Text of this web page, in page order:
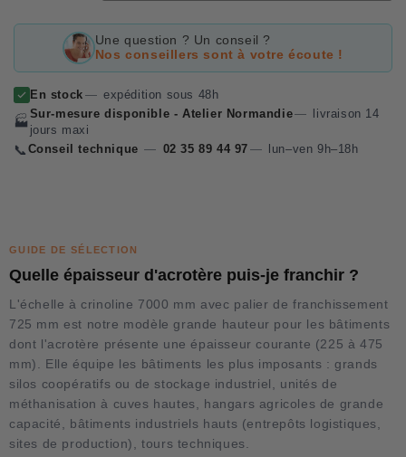
Une question ? Un conseil ?
Nos conseillers sont à votre écoute !
En stock — expédition sous 48h
🏭
Sur-mesure disponible - Atelier Normandie—
livraison 14
jours maxi
📞 Conseil technique — 02 35 89 44 97 — lun–ven 9h–18h
GUIDE DE SÉLECTION
Quelle épaisseur d'acrotère puis-je franchir ?
L'échelle à crinoline 7000 mm avec palier de franchissement
725 mm est notre modèle grande hauteur pour les bâtiments
dont l'acrotère présente une épaisseur courante (225 à 475
mm). Elle équipe les bâtiments les plus imposants : grands
silos coopératifs ou de stockage industriel, unités de
méthanisation à cuves hautes, hangars agricoles de grande
capacité, bâtiments industriels hauts (entrepôts logistiques,
sites de production), tours techniques.